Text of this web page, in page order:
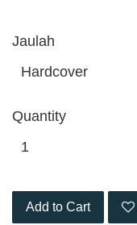
Jaulah
Quantity
Add to Cart